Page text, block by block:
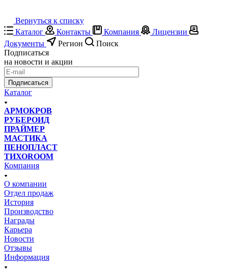
Вернуться к списку
Каталог
Контакты Компания
Лицензии
Документы
Регион
Поиск
Подписаться
на новости и акции
Подписаться
Каталог
АРМОКРОВ
РУБЕРОИД
ПРАЙМЕР
МАСТИКА
ПЕНОПЛАСТ
ТИХОROOM
Компания
О компании
Отдел продаж
История
Производство
Награды
Карьера
Новости
Отзывы
Информация